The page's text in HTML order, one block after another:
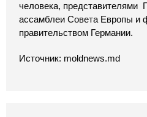
человека, представителями
ассамблеи Совета Европы и
правительством Германии.
Источник: moldnews.md